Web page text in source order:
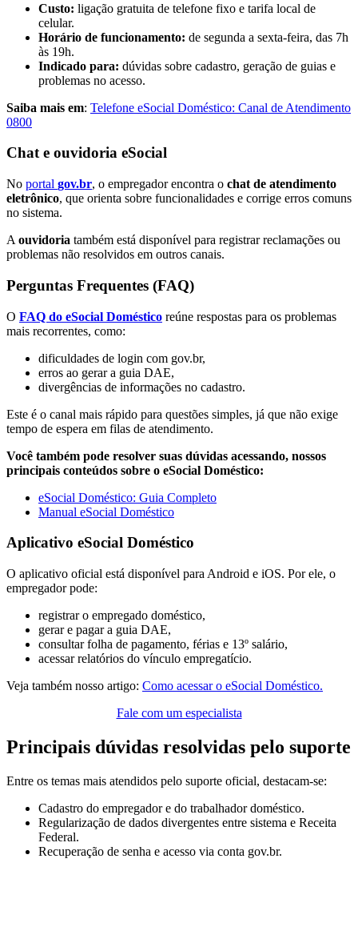
Custo: ligação gratuita de telefone fixo e tarifa local de
celular.
Horário de funcionamento: de segunda a sexta-feira, das 7h
às 19h.
Indicado para: dúvidas sobre cadastro, geração de guias e
problemas no acesso.
Saiba mais em: Telefone eSocial Doméstico: Canal de Atendimento
0800
Chat e ouvidoria eSocial
No portal gov.br, o empregador encontra o chat de atendimento
eletrônico, que orienta sobre funcionalidades e corrige erros comuns
no sistema.
A ouvidoria também está disponível para registrar reclamações ou
problemas não resolvidos em outros canais.
Perguntas Frequentes (FAQ)
O FAQ do eSocial Doméstico reúne respostas para os problemas
mais recorrentes, como:
dificuldades de login com gov.br,
erros ao gerar a guia DAE,
divergências de informações no cadastro.
Este é o canal mais rápido para questões simples, já que não exige
tempo de espera em filas de atendimento.
Você também pode resolver suas dúvidas acessando, nossos
principais conteúdos sobre o eSocial Doméstico:
eSocial Doméstico: Guia Completo
Manual eSocial Doméstico
Aplicativo eSocial Doméstico
O aplicativo oficial está disponível para Android e iOS. Por ele, o
empregador pode:
registrar o empregado doméstico,
gerar e pagar a guia DAE,
consultar folha de pagamento, férias e 13º salário,
acessar relatórios do vínculo empregatício.
Veja também nosso artigo: Como acessar o eSocial Doméstico.
Fale com um especialista
Principais dúvidas resolvidas pelo suporte
Entre os temas mais atendidos pelo suporte oficial, destacam-se:
Cadastro do empregador e do trabalhador doméstico.
Regularização de dados divergentes entre sistema e Receita
Federal.
Recuperação de senha e acesso via conta gov.br.